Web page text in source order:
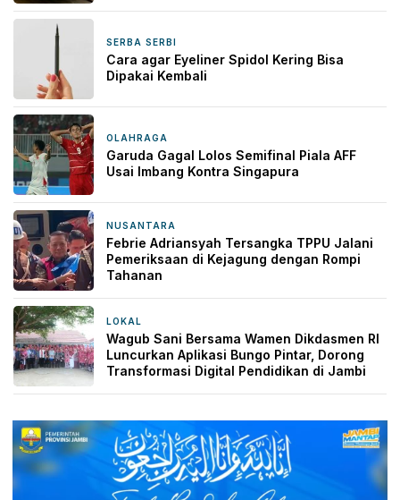
SERBA SERBI
Cara agar Eyeliner Spidol Kering Bisa
Dipakai Kembali
OLAHRAGA
Garuda Gagal Lolos Semifinal Piala AFF
Usai Imbang Kontra Singapura
NUSANTARA
Febrie Adriansyah Tersangka TPPU Jalani
Pemeriksaan di Kejagung dengan Rompi
Tahanan
LOKAL
Wagub Sani Bersama Wamen Dikdasmen RI
Luncurkan Aplikasi Bungo Pintar, Dorong
Transformasi Digital Pendidikan di Jambi